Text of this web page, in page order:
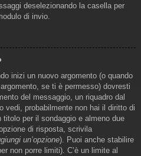
deselezionando la casella per
di invio.
inizi un nuovo argomento (o quando
se ti è permesso) dovresti
del messaggio, un riquadro dal
vedi, probabilmente non hai il diritto di
per il sondaggio e almeno due
di risposta, scrivila
un’opzione). Puoi anche stabilire
non porre limiti). C’è un limite al